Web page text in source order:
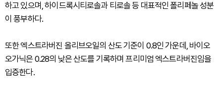
하고 있으며, 하이드록시티로솔과 티로솔 등 대표적인 폴리페놀 성분
이 풍부하다.
또한 엑스트라버진 올리브오일의 산도 기준이 0.8인 가운데, 바이오
오가닉은 0.28의 낮은 산도를 기록하며 프리미엄 엑스트라버진임을
입증한다.